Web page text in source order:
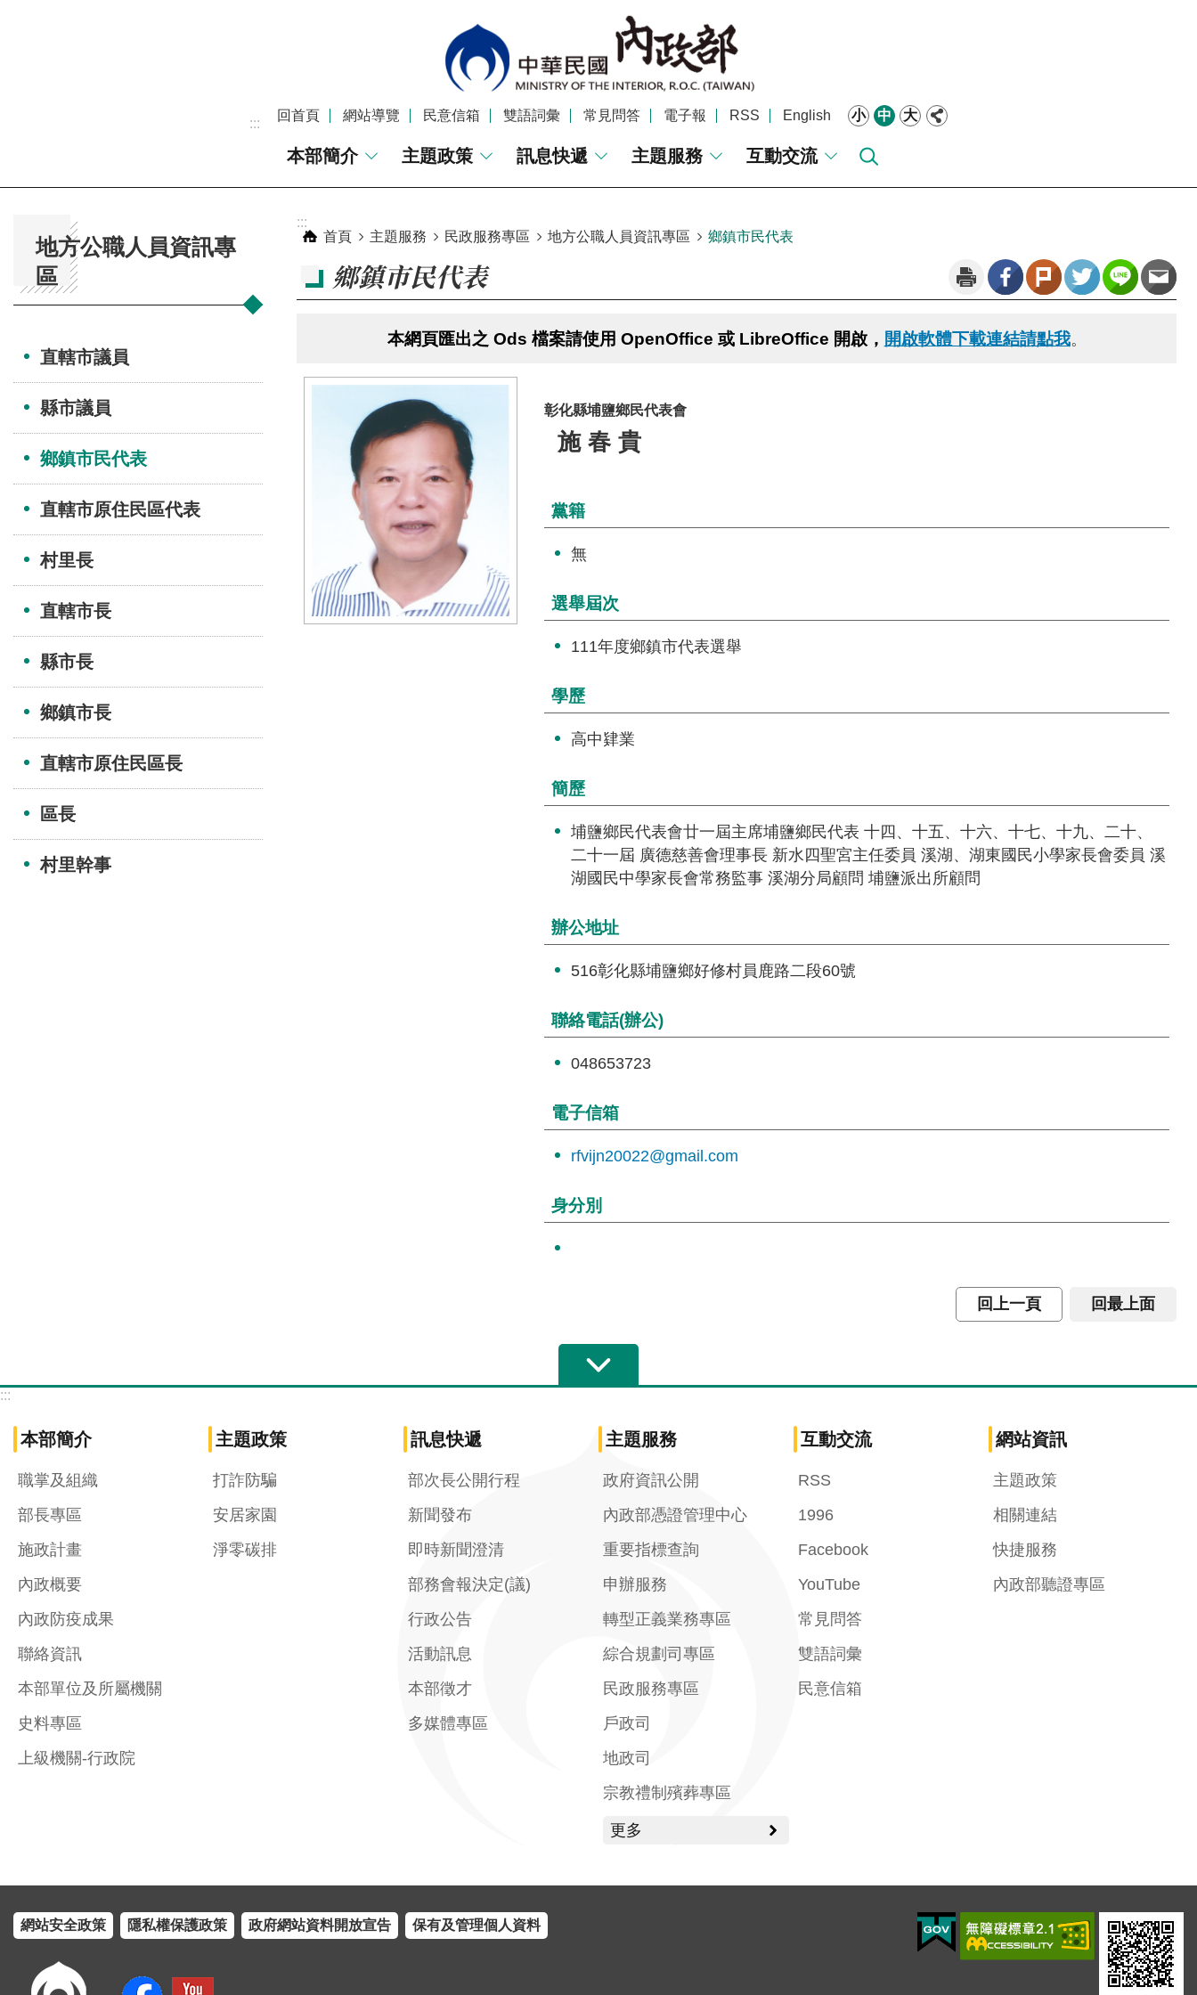
:::
回首頁 網站導覽 民意信箱 雙語詞彙 常見問答 電子報 RSS English 小 中 大
本部簡介 主題政策 訊息快遞 主題服務 互動交流
地方公職人員資訊專
區
直轄市議員
縣市議員
鄉鎮市民代表
直轄市原住民區代表
村里長
直轄市長
縣市長
鄉鎮市長
直轄市原住民區長
區長
村里幹事
:::
首頁
主題服務 民政服務專區 地方公職人員資訊專區 鄉鎮市民代表
鄉鎮市民代表
本網頁匯出之 Ods 檔案請使用 OpenOffice 或 LibreOffice 開啟， 開啟軟體下載連結請點我。
彰化縣埔鹽鄉民代表會
施春貴
黨籍
無
選舉屆次
111年度鄉鎮市代表選舉
學歷
高中肄業
簡歷
埔鹽鄉民代表會廿一屆主席埔鹽鄉民代表 十四、十五、十六、十七、十九、二十、
二十一屆 廣德慈善會理事長 新水四聖宮主任委員 溪湖、湖東國民小學家長會委員 溪
湖國民中學家長會常務監事 溪湖分局顧問 埔鹽派出所顧問
辦公地址
516彰化縣埔鹽鄉好修村員鹿路二段60號
聯絡電話(辦公)
048653723
電子信箱
rfvijn20022@gmail.com
身分別
回上一頁 回最上面
:::
本部簡介
職掌及組織
部長專區
施政計畫
內政概要
內政防疫成果
聯絡資訊
本部單位及所屬機關
史料專區
上級機關-行政院
主題政策
打詐防騙
安居家園
淨零碳排
訊息快遞
部次長公開行程
新聞發布
即時新聞澄清
部務會報決定(議)
行政公告
活動訊息
本部徵才
多媒體專區
主題服務
政府資訊公開
內政部憑證管理中心
重要指標查詢
申辦服務
轉型正義業務專區
綜合規劃司專區
民政服務專區
戶政司
地政司
宗教禮制殯葬專區
更多
互動交流
RSS
1996
Facebook
YouTube
常見問答
雙語詞彙
民意信箱
網站資訊
主題政策
相關連結
快捷服務
內政部聽證專區
網站安全政策 隱私權保護政策 政府網站資料開放宣告 保有及管理個人資料